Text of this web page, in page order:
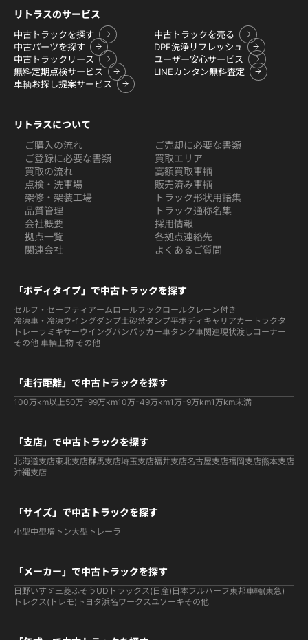
リトラスのサービス
中古トラックを探す
中古トラックを売る
中古パーツを探す
DPF洗浄リフレッシュ
中古トラックリース
ユーザー安心サービス
無料定期点検サービス
LINEカンタン無料査定
車輌お探し提案サービス
リトラスについて
ご購入の流れ
ご登録に必要な書類
買取の流れ
ご売却に必要な書類
買取エリア
高額買取車輌
点検・洗車場
架修・架装工場
品質管理
販売済み車輌
トラック形状用語集
トラック通称名集
会社概要
拠点一覧
関連会社
採用情報
各拠点連絡先
よくあるご質問
「ボディタイプ」で中古トラックを探す
セルフ・セーフティ アームロールフックロールクレーン付き
冷凍車・冷凍ウイングダンプ土砂禁ダンプ平ボディ キャリアカー トラクタ
トレーラ ミキサーウイングバンパッカー車タンク車関連現状渡しコーナー
その他 車輌上物 その他
「走行距離」で中古トラックを探す
100万km以上50万-99万km10万-49万km1万-9万km1万km未満
「支店」で中古トラックを探す
北海道支店東北支店群馬支店埼玉支店福井支店名古屋支店福岡支店熊本支店
沖縄支店
「サイズ」で中古トラックを探す
小型中型増トン大型 トレーラ
「メーカー」で中古トラックを探す
日野いすゞ 三菱ふそう UDトラックス(日産) 日本フルハーフ 東邦車輛(東急)
トレクス(トレモ) トヨタ浜名ワークスユソーキその他